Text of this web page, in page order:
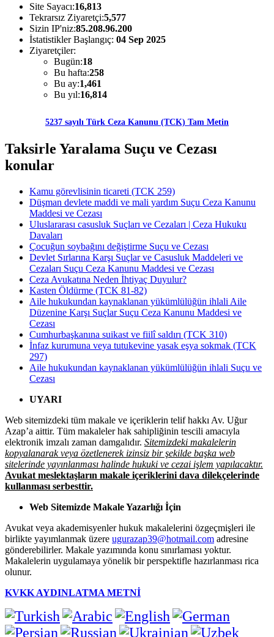
Site Sayacı:16,813
Tekrarsız Ziyaretçi:5,577
Sizin IP'niz:85.208.96.200
İstatistikler Başlangıç: 04 Sep 2025
Ziyaretçiler:
Bugün:18
Bu hafta:258
Bu ay:1,461
Bu yıl:16,814
5237 sayılı Türk Ceza Kanunu (TCK) Tam Metin
Taksirle Yaralama Suçu ve Cezası
konular
Kamu görevlisinin ticareti (TCK 259)
Düşman devlete maddi ve mali yardım Suçu Ceza Kanunu
Maddesi ve Cezası
Uluslararası casusluk Suçları ve Cezaları | Ceza Hukuku
Davaları
Çocuğun soybağını değiştirme Suçu ve Cezası
Devlet Sırlarına Karşı Suçlar ve Casusluk Maddeleri ve
Cezaları Suçu Ceza Kanunu Maddesi ve Cezası
Ceza Avukatına Neden İhtiyaç Duyulur?
Kasten Öldürme (TCK 81-82)
Aile hukukundan kaynaklanan yükümlülüğün ihlali Aile
Düzenine Karşı Suçlar Suçu Ceza Kanunu Maddesi ve
Cezası
Cumhurbaşkanına suikast ve fiilî saldırı (TCK 310)
İnfaz kurumuna veya tutukevine yasak eşya sokmak (TCK
297)
Aile hukukundan kaynaklanan yükümlülüğün ihlali Suçu ve
Cezası
UYARI
Web sitemizdeki tüm makale ve içeriklerin telif hakkı Av. Uğur
Azap’a aittir. Tüm makaleler hak sahipliğinin tescili amacıyla
elektronik imzalı zaman damgalıdır. Sitemizdeki makalelerin
kopyalanarak veya özetlenerek izinsiz bir şekilde başka web
sitelerinde yayınlanması halinde hukuki ve cezai işlem yapılacaktır.
Avukat meslektaşların makale içeriklerini dava dilekçelerinde
kullanması serbesttir.
Web Sitemizde Makale Yazarlığı İçin
Avukat veya akademisyenler hukuk makalelerini özgeçmişleri ile
birlikte yayımlanmak üzere ugurazap39@hotmail.com adresine
gönderebilirler. Makale yazımında konu sınırlaması yoktur.
Makalelerin uygulamaya yönelik bir perspektifle hazırlanması rica
olunur.
KVKK AYDINLATMA METNİ